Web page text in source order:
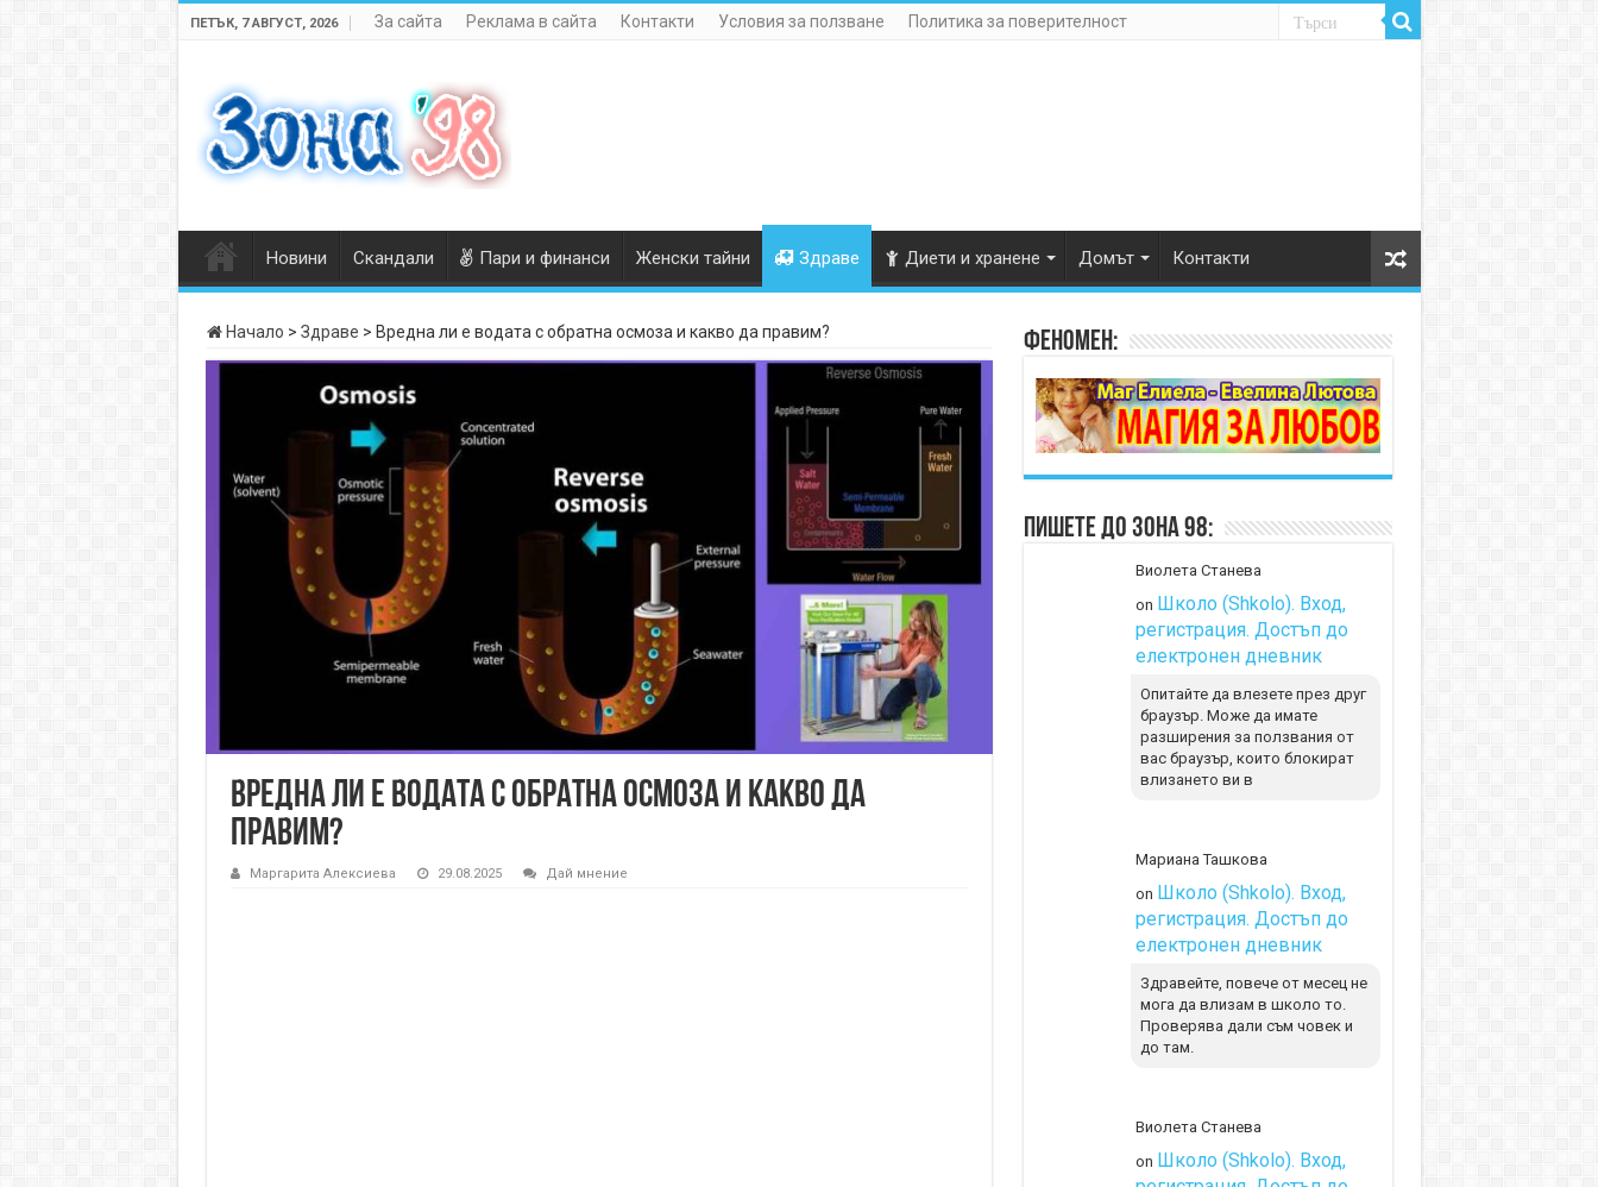
ПЕТЪК, 7 АВГУСТ, 2026 За сайта Реклама в сайта Контакти Условия за ползване Политика за поверителност
Новини Скандали Пари и финанси Женски тайни Здраве Диети и хранене Домът Контакти
Начало > Здраве > Вредна ли е водата с обратна осмоза и какво да правим?
Вредна ли е водата с обратна осмоза и какво да
правим?
Маргарита Алексиева 29.08.2025 Дай мнение
Феномен:
Пишете до Зона 98:
Виолета Станева
on Школо (Shkolo). Вход,
регистрация. Достъп до
електронен дневник
Опитайте да влезете през друг
браузър. Може да имате
разширения за ползвания от
вас браузър, които блокират
влизането ви в
Мариана Ташкова
on Школо (Shkolo). Вход,
регистрация. Достъп до
електронен дневник
Здравейте, повече от месец не
мога да влизам в школо то.
Проверява дали съм човек и
до там.
Виолета Станева
on Школо (Shkolo). Вход,